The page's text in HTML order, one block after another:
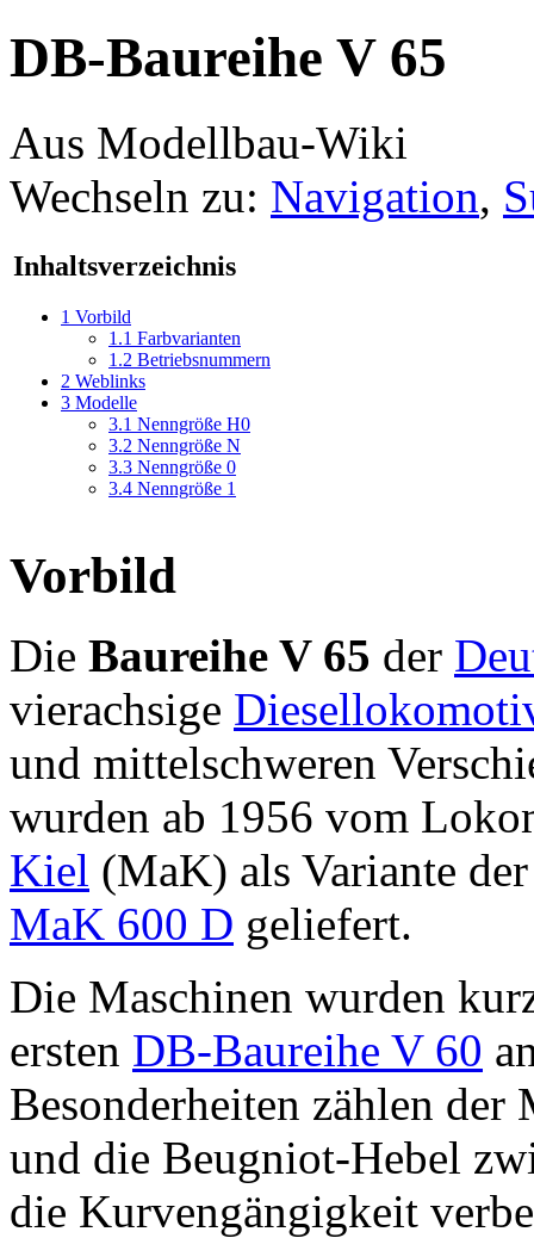
DB-Baureihe V 65
Aus Modellbau-Wiki
Wechseln zu: Navigation,
Inhaltsverzeichnis
1 Vorbild
1.1 Farbvarianten
1.2 Betriebsnummern
2 Weblinks
3 Modelle
3.1 Nenngröße H0
3.2 Nenngröße N
3.3 Nenngröße 0
3.4 Nenngröße 1
Vorbild
Die Baureihe V 65 der
vierachsige
und mittelschweren
wurden ab 1956 vom
Kiel (MaK) als Variante
MaK 600 D geliefert.
Die Maschinen wurden
ersten DB-Baureihe V 60
Besonderheiten zählen
und die Beugniot-Hebel
die Kurvengängigkeit